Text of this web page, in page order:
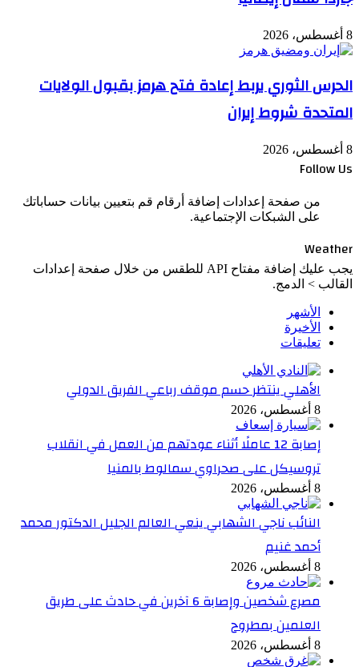
8 أغسطس، 2026
الحرس الثوري يربط إعادة فتح هرمز بقبول الولايات
المتحدة شروط إيران
8 أغسطس، 2026
Follow Us
من صفحة إعدادات إضافة أرقام قم بتعيين بيانات حساباتك
على الشبكات الإجتماعية.
Weather
يجب عليك إضافة مفتاح API للطقس من خلال صفحة إعدادات
القالب > الدمج.
الأشهر
الأخيرة
تعليقات
الأهلي ينتظر حسم موقف رباعي الفريق الدولي
8 أغسطس، 2026
إصابة 12 عاملًا أثناء عودتهم من العمل في انقلاب
تروسيكل على صحراوي سمالوط بالمنيا
8 أغسطس، 2026
النائب ناجي الشهابي ينعي العالم الجليل الدكتور محمد
أحمد غنيم
8 أغسطس، 2026
مصرع شخصين وإصابة 6 آخرين في حادث على طريق
العلمين بمطروح
8 أغسطس، 2026